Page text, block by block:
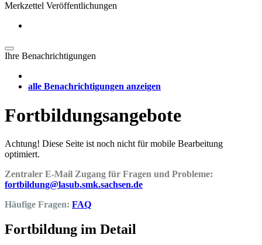
Merkzettel Veröffentlichungen
Ihre Benachrichtigungen
alle Benachrichtigungen anzeigen
Fortbildungsangebote
Achtung! Diese Seite ist noch nicht für mobile Bearbeitung
optimiert.
Zentraler E-Mail Zugang für Fragen und Probleme:
fortbildung@lasub.smk.sachsen.de
Häufige Fragen: FAQ
Fortbildung im Detail